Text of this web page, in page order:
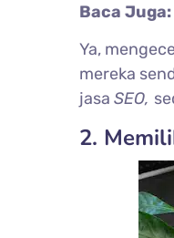
Baca Juga:
Ya,
mereka
jasa SEO,
2.